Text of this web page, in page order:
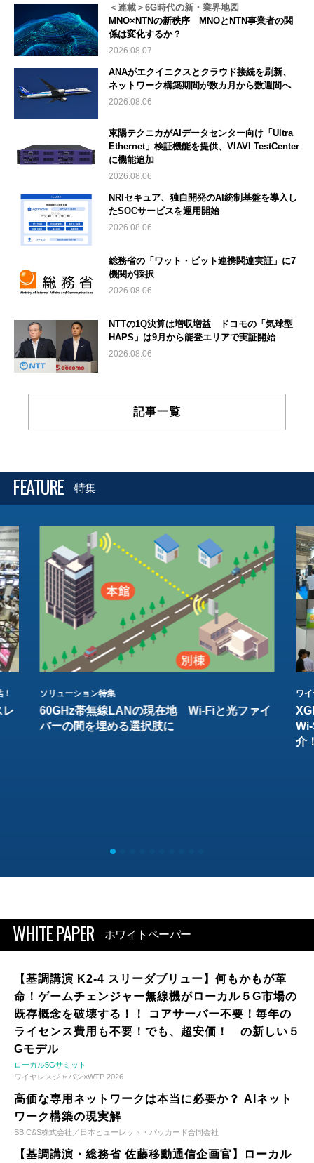
＜連載＞6G時代の新・業界地図
MNO×NTNの新秩序 MNOとNTN事業者の関
係は変化するか？
2026.08.07
ANAがエクイニクスとクラウド接続を刷新、
ネットワーク構築期間が数カ月から数週間へ
2026.08.06
東陽テクニカがAIデータセンター向け「Ultra
Ethernet」検証機能を提供、VIAVI TestCenter
に機能追加
2026.08.06
NRIセキュア、独自開発のAI統制基盤を導入し
たSOCサービスを運用開始
2026.08.06
総務省の「ワット・ビット連携関連実証」に7
機関が採択
2026.08.06
NTTの1Q決算は増収増益 ドコモの「気球型
HAPS」は9月から能登エリアで実証開始
2026.08.06
記事一覧
FEATURE 特集
レ
ソリューション特集
60GHz帯無線LANの現在地 Wi-Fiと光ファイ
バーの間を埋める選択肢に
ワ
介
WHITE PAPER ホワイトペーパー
【基調講演 K2-4 スリーダブリュー】何もかもが革
命！ゲームチェンジャー無線機がローカル５G市場の
既存概念を破壊する！！ コアサーバー不要！毎年の
ライセンス費用も不要！でも、超安価！ の新しい５
Gモデル
ローカル5Gサミット
ワイヤレスジャパン×WTP 2026
高価な専用ネットワークは本当に必要か？ AIネット
ワーク構築の現実解
SB C&S株式会社／日本ヒューレット・パッカード合同会社
【基調講演・総務省 佐藤移動通信企画官】ローカル